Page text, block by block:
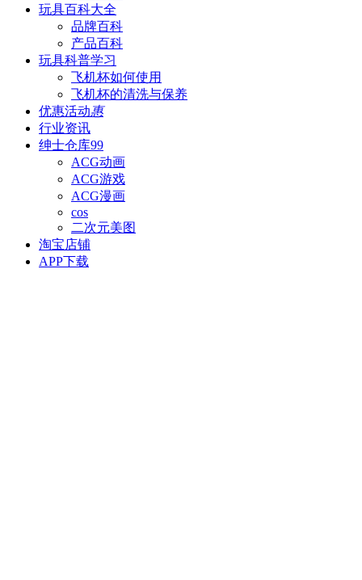
玩具百科大全
品牌百科
产品百科
玩具科普学习
飞机杯如何使用
飞机杯的清洗与保养
优惠活动惠
行业资讯
绅士仓库99
ACG动画
ACG游戏
ACG漫画
cos
二次元美图
淘宝店铺
APP下载